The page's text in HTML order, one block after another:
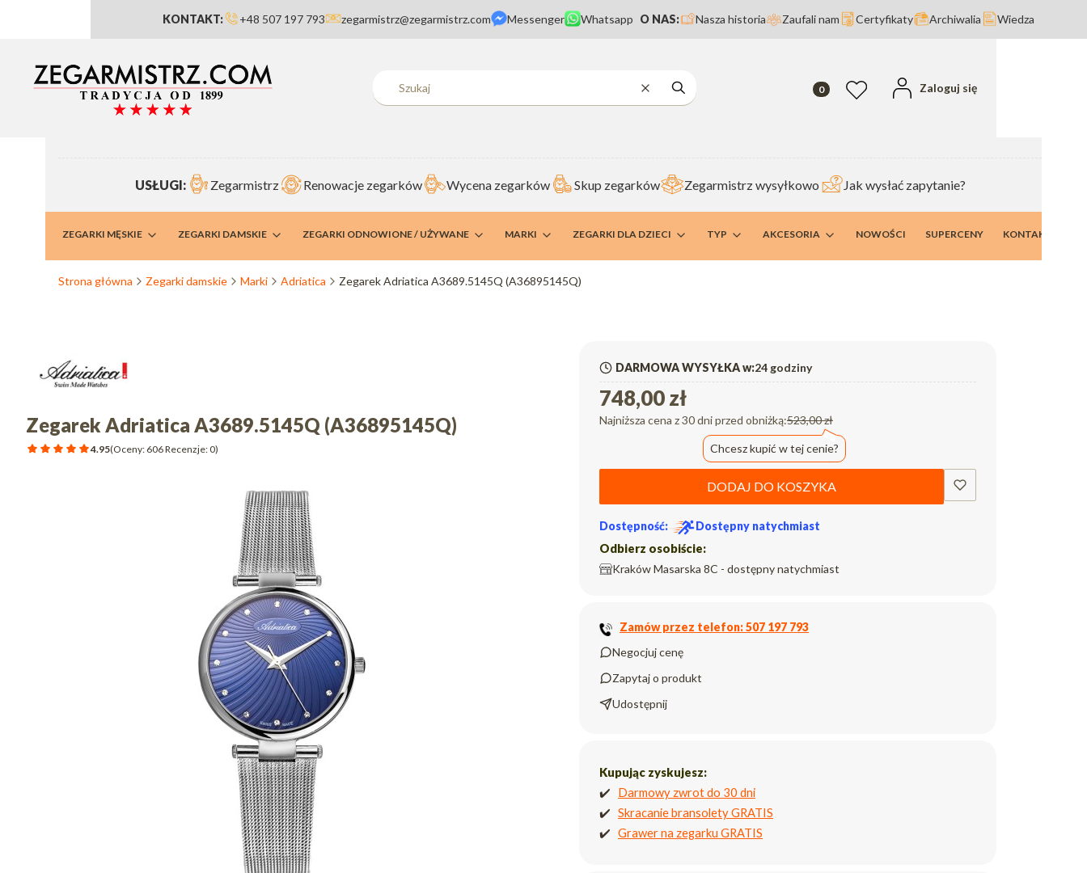
KONTAKT: +48 507 197 793 zegarmistrz@zegarmistrz.com Messenger Whatsapp O NAS: Nasza historia Zaufali nam Certyfikaty Archiwalia Wiedza
WyczyśćSzukaj
Produkty w koszyku: 0. Zobacz szczegóły
Ulubione
Zaloguj się
USŁUGI: Zegarmistrz Renowacje zegarków Wycena zegarków Skup zegarków Zegarmistrz wysyłkowo Jak wysłać zapytanie?
ZEGARKI MĘSKIE ZEGARKI DAMSKIE ZEGARKI ODNOWIONE / UŻYWANE MARKI ZEGARKI DLA DZIECI TYP AKCESORIA NOWOŚCI SUPERCENY KONTAKT I
Strona główna Zegarki damskie Marki Adriatica Zegarek Adriatica A3689.5145Q (A36895145Q)
Zegarek Adriatica A3689.5145Q (A36895145Q)
4.95(Oceny: 606 Recenzje: 0)
DARMOWA WYSYŁKA w:24 godziny
748,00 zł
Najniższa cena z 30 dni przed obniżką:523,00 zł
Chcesz kupić w tej cenie?
DODAJ DO KOSZYKA
Dostępność:
Dostępny natychmiast
Odbierz osobiście:
Kraków Masarska 8C - dostępny natychmiast
Zamów przez telefon: 507 197 793
Negocjuj cenę
Zapytaj o produkt
Udostępnij
Kupując zyskujesz:
✔️ Darmowy zwrot do 30 dni
✔️ Skracanie bransolety GRATIS
✔️ Grawer na zegarku GRATIS